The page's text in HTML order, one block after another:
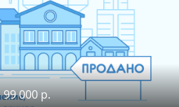
99 000 р.